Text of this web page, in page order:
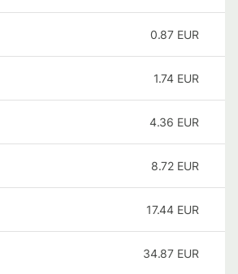
0.87 EUR
1.74 EUR
4.36 EUR
8.72 EUR
17.44 EUR
34.87 EUR